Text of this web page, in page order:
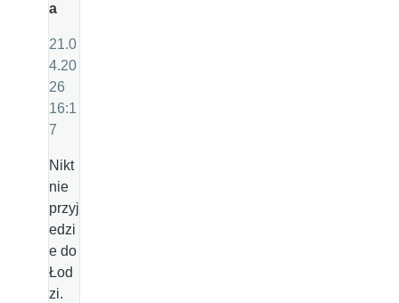
a
21.0
4.20
26
16:1
7
Nikt
nie
przyj
edzi
e do
Łod
zi.